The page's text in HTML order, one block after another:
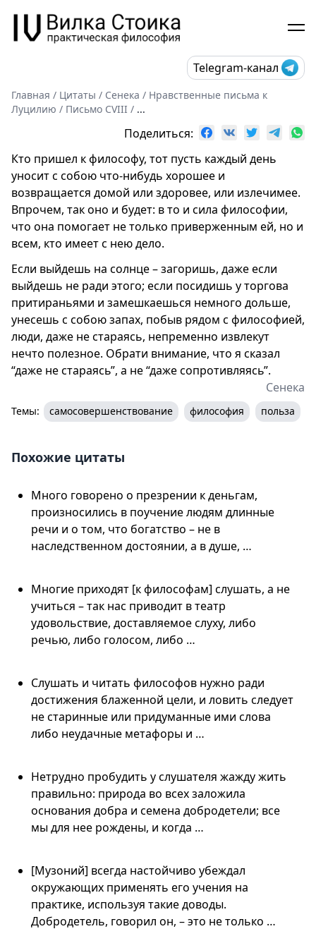
Telegram-канал
Главная / Цитаты / Сенека / Нравственные письма к
Луцилию / Письмо CVIII / ...
Поделиться:
Кто пришел к философу, тот пусть каждый день
уносит с собою что-нибудь хорошее и
возвращается домой или здоровее, или излечимее.
Впрочем, так оно и будет: в то и сила философии,
что она помогает не только приверженным ей, но и
всем, кто имеет с нею дело.
Если выйдешь на солнце – загоришь, даже если
выйдешь не ради этого; если посидишь у торгова
притираньями и замешкаешься немного дольше,
унесешь с собою запах, побыв рядом с философией,
люди, даже не стараясь, непременно извлекут
нечто полезное. Обрати внимание, что я сказал
“даже не стараясь”, а не “даже сопротивляясь”.
Сенека
Темы: самосовершенствование философия польза
Похожие цитаты
Много говорено о презрении к деньгам,
произносились в поучение людям длинные
речи и о том, что богатство – не в
наследственном достоянии, а в душе, …
Многие приходят [к философам] слушать, а не
учиться – так нас приводит в театр
удовольствие, доставляемое слуху, либо
речью, либо голосом, либо …
Слушать и читать философов нужно ради
достижения блаженной цели, и ловить следует
не старинные или придуманные ими слова
либо неудачные метафоры и …
Нетрудно пробудить у слушателя жажду жить
правильно: природа во всех заложила
основания добра и семена добродетели; все
мы для нее рождены, и когда …
[Музоний] всегда настойчиво убеждал
окружающих применять его учения на
практике, используя такие доводы.
Добродетель, говорил он, – это не только …